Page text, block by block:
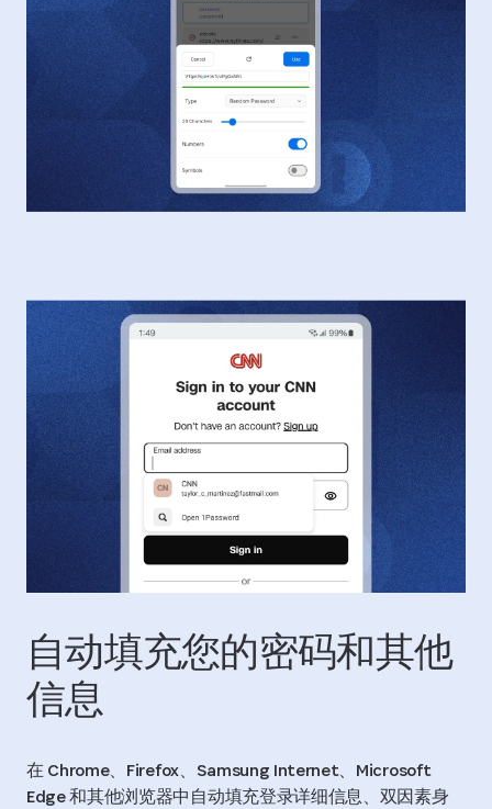
自动填充您的密码和其他
信息
在 Chrome、Firefox、Samsung Internet、Microsoft
Edge 和其他浏览器中自动填充登录详细信息、双因素身